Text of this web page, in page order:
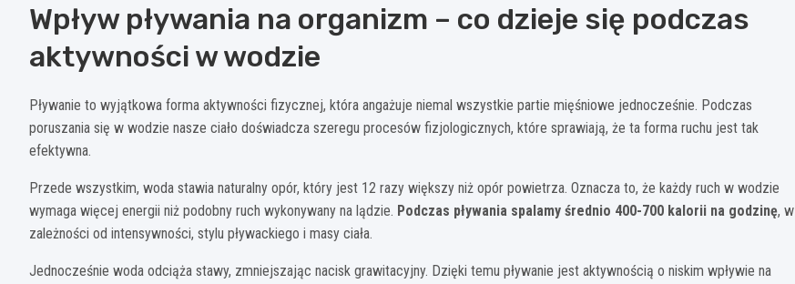
Wpływ pływania na organizm – co dzieje się podczas
aktywności w wodzie
Pływanie to wyjątkowa forma aktywności fizycznej, która angażuje niemal wszystkie partie mięśniowe jednocześnie. Podczas
poruszania się w wodzie nasze ciało doświadcza szeregu procesów fizjologicznych, które sprawiają, że ta forma ruchu jest tak
efektywna.
Przede wszystkim, woda stawia naturalny opór, który jest 12 razy większy niż opór powietrza. Oznacza to, że każdy ruch w wodzie
wymaga więcej energii niż podobny ruch wykonywany na lądzie. Podczas pływania spalamy średnio 400-700 kalorii na godzinę, w
zależności od intensywności, stylu pływackiego i masy ciała.
Jednocześnie woda odciąża stawy, zmniejszając nacisk grawitacyjny. Dzięki temu pływanie jest aktywnością o niskim wpływie na